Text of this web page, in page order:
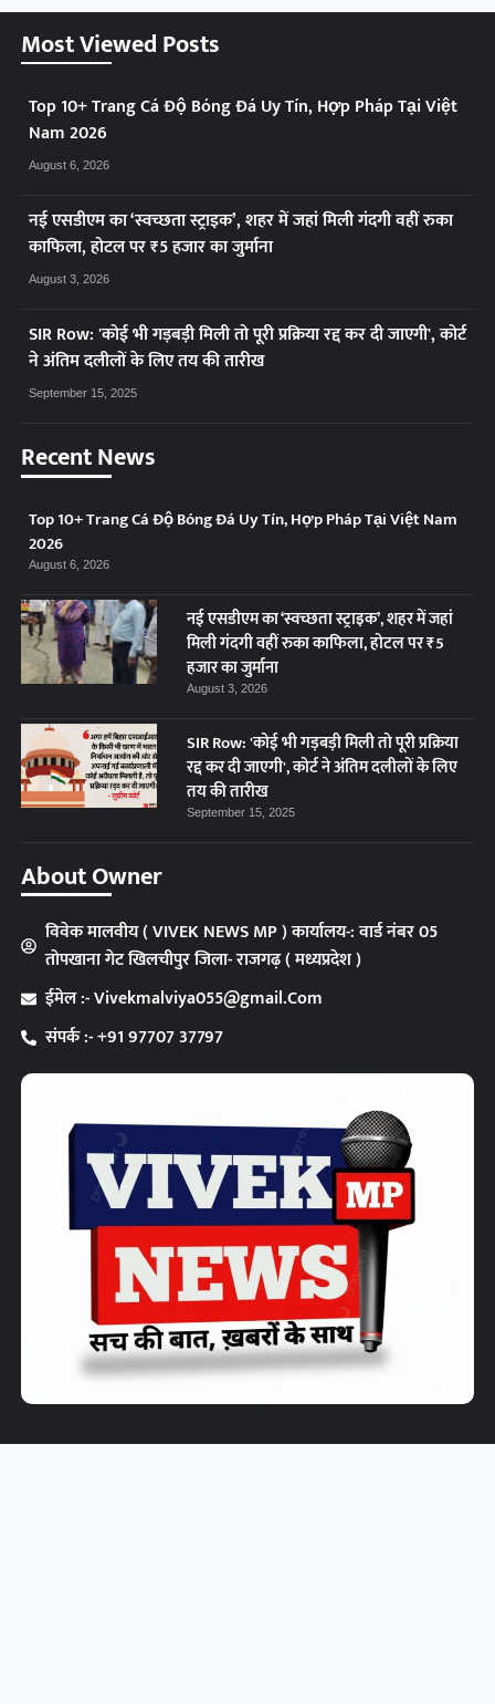
Most Viewed Posts
Top 10+ Trang Cá Độ Bóng Đá Uy Tín, Hợp Pháp Tại Việt
Nam 2026
August 6, 2026
नई एसडीएम का ‘स्वच्छता स्ट्राइक’, शहर में जहां मिली गंदगी वहीं रुका
काफिला, होटल पर ₹5 हजार का जुर्माना
August 3, 2026
SIR Row: 'कोई भी गड़बड़ी मिली तो पूरी प्रक्रिया रद्द कर दी जाएगी', कोर्ट
ने अंतिम दलीलों के लिए तय की तारीख
September 15, 2025
Recent News
Top 10+ Trang Cá Độ Bóng Đá Uy Tín, Hợp Pháp Tại Việt Nam
2026
August 6, 2026
नई एसडीएम का ‘स्वच्छता स्ट्राइक’, शहर में जहां
मिली गंदगी वहीं रुका काफिला, होटल पर ₹5
हजार का जुर्माना
August 3, 2026
SIR Row: 'कोई भी गड़बड़ी मिली तो पूरी प्रक्रिया
रद्द कर दी जाएगी', कोर्ट ने अंतिम दलीलों के लिए
तय की तारीख
September 15, 2025
About Owner
विवेक मालवीय ( VIVEK NEWS MP ) कार्यालय-: वार्ड नंबर 05
तोपखाना गेट खिलचीपुर जिला- राजगढ़ ( मध्यप्रदेश )
ईमेल :- Vivekmalviya055@gmail.Com
संपर्क :- +91 97707 37797